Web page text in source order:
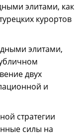
элитами, как
курортов
элитами,
двух
и
стратегии
силы на